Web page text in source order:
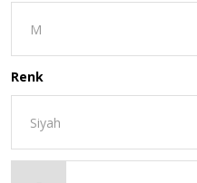
Renk